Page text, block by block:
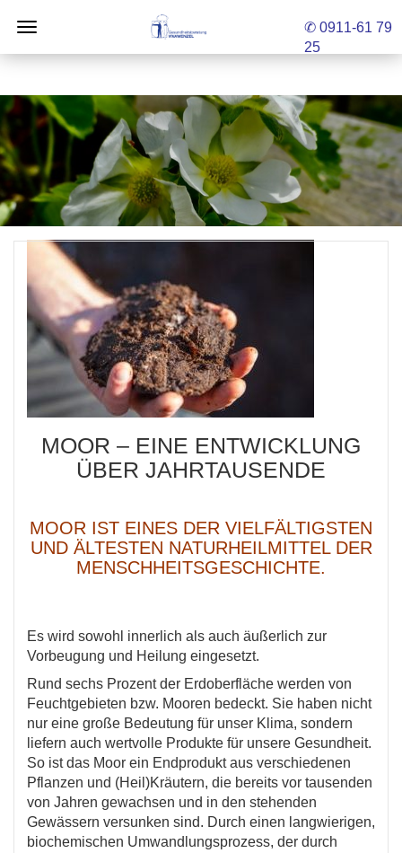
✆ 0911-61 79
25
MOOR – EINE ENTWICKLUNG
ÜBER JAHRTAUSENDE
MOOR IST EINES DER VIELFÄLTIGSTEN
UND ÄLTESTEN NATURHEILMITTEL DER
MENSCHHEITSGESCHICHTE.
Es wird sowohl innerlich als auch äußerlich zur
Vorbeugung und Heilung eingesetzt.
Rund sechs Prozent der Erdoberfläche werden von
Feuchtgebieten bzw. Mooren bedeckt. Sie haben nicht
nur eine große Bedeutung für unser Klima, sondern
liefern auch wertvolle Produkte für unsere Gesundheit.
So ist das Moor ein Endprodukt aus verschiedenen
Pflanzen und (Heil)Kräutern, die bereits vor tausenden
von Jahren gewachsen und in den stehenden
Gewässern versunken sind. Durch einen langwierigen,
biochemischen Umwandlungsprozess, der durch